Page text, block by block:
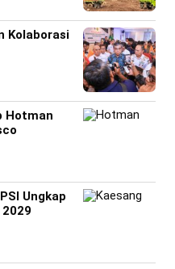
Kolaborasi
Hotman
Ungkap